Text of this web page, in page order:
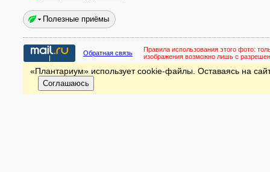
Полезные приёмы
Обратная связь Правила использования этого фото:
изображения возможно лишь с
«Плантариум» использует cookie-файлы. Оставаясь на
Соглашаюсь